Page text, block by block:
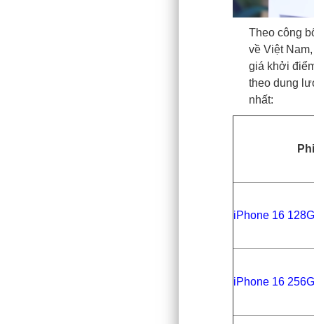
Theo công
về Việt
giá khởi
theo dung
nhất:
iPhone 16
iPhone 16